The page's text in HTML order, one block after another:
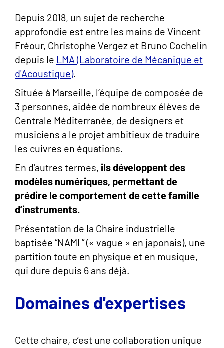
Depuis 2018, un sujet de recherche
approfondie est entre les mains de Vincent
Fréour, Christophe Vergez et Bruno Cochelin
depuis le LMA (Laboratoire de Mécanique et
d'Acoustique).
Située à Marseille, l’équipe de composée de
3 personnes, aidée de nombreux élèves de
Centrale Méditerranée, de designers et
musiciens a le projet ambitieux de traduire
les cuivres en équations.
En d’autres termes, ils développent des
modèles numériques, permettant de
prédire le comportement de cette famille
d’instruments.
Présentation de la Chaire industrielle
baptisée “NAMI ” (« vague » en japonais), une
partition toute en physique et en musique,
qui dure depuis 6 ans déjà.
Domaines d'expertises
Cette chaire, c’est une collaboration unique